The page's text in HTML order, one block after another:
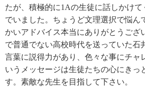
たが、積極的に1Aの生徒に話しかけ
でいました。ちょうど文理選択で悩ん
かいアドバイス本当にありがとうござ
で普通でない高校時代を送っていた石
言葉に説得力があり、色々な事にチャ
いうメッセージは生徒たちの心にきっ
す。素敵な先生を目指して下さい。